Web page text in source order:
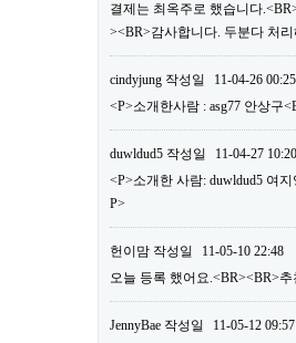
결제는 최옥주로 했습니다
><BR>감사합니다. 두분다 처
cindyjung 작성일
11-04-26 00:25
<P>소개한사람 : asg77 안상구
duwldud5 작성일
11-04-27 10:20
<P>소개한 사람: duwldud5 여
P>
헌이맘 작성일
11-05-10 22:48
오늘 등록 했어요.<BR><BR>
JennyBae 작성일
11-05-12 09:57